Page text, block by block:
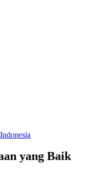
yang Baik